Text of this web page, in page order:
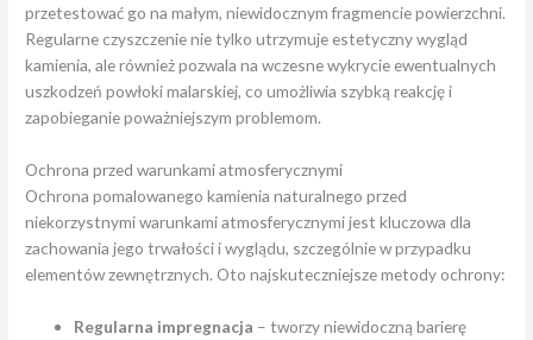
przetestować go na małym, niewidocznym fragmencie powierzchni.
Regularne czyszczenie nie tylko utrzymuje estetyczny wygląd
kamienia, ale również pozwala na wczesne wykrycie ewentualnych
uszkodzeń powłoki malarskiej, co umożliwia szybką reakcję i
zapobieganie poważniejszym problemom.
Ochrona przed warunkami atmosferycznymi
Ochrona pomalowanego kamienia naturalnego przed
niekorzystnymi warunkami atmosferycznymi jest kluczowa dla
zachowania jego trwałości i wyglądu, szczególnie w przypadku
elementów zewnętrznych. Oto najskuteczniejsze metody ochrony:
Regularna impregnacja – tworzy niewidoczną barierę